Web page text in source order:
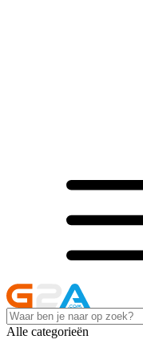
Alle categorieën